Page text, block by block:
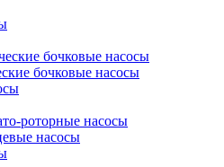
бочковые насосы
бочковые насосы
роторные насосы
насосы